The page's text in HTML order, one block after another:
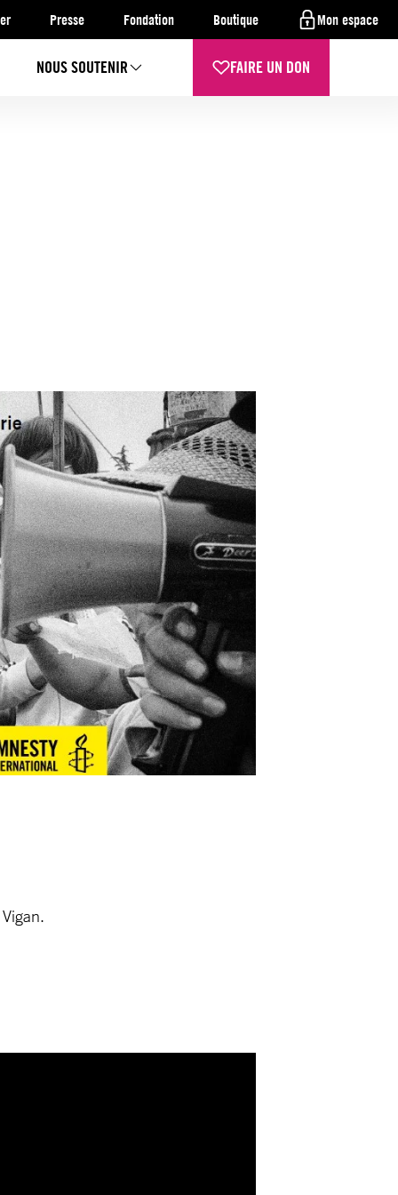
Presse Fondation Boutique Mon espace
NOUS SOUTENIR FAIRE UN DON